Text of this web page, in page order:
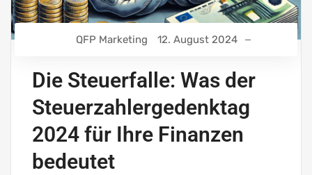
QFP Marketing 12. August 2024
Die Steuerfalle: Was der
Steuerzahlergedenktag
2024 für Ihre Finanzen
bedeutet